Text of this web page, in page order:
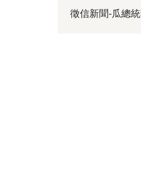
徵信新聞-瓜總